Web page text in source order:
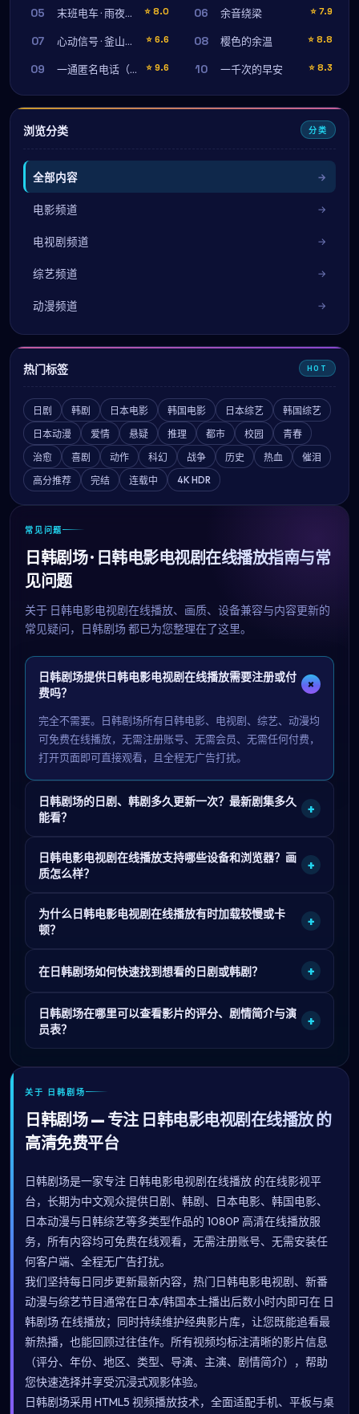
05 末班电车 · 雨夜守望 ⭐ 8.0 06 余音绕梁 ⭐ 7.9
07 心动信号 · 釜山特辑 ⭐ 6.6 08 樱色的余温 ⭐ 8.8
09 一通匿名电话（导演剪辑版） ⭐ 9.6 10 一千次的早安 ⭐ 8.3
浏览分类 分类
全部内容
电影频道
电视剧频道
综艺频道
动漫频道
热门标签 HOT
日剧 韩剧 日本电影 韩国电影 日本综艺
韩国综艺
日本动漫
爱情 悬疑 推理 都市 校园
青春
治愈
喜剧 动作 科幻 战争 历史 热血
催泪
高分推荐
完结 连载中 4K HDR
常见问题
日韩剧场 · 日韩电影电视剧在线播放指南与常
见问题
关于 日韩电影电视剧在线播放、画质、设备兼容与内容更新的
常见疑问，
日韩剧场 都已为您整理在了这里。
日韩剧场提供日韩电影电视剧在线播放需要注册或付
费吗？
+
完全不需要。日韩剧场所有日韩电影、电视剧、综艺、动漫均
可免费在线播放，无需注册账号、无需会员、无需任何付费，
打开页面即可直接观看，且全程无广告打扰。
日韩剧场的日剧、韩剧多久更新一次？最新剧集多久
能看？
+
日韩电影电视剧在线播放支持哪些设备和浏览器？画
质怎么样？
+
为什么日韩电影电视剧在线播放有时加载较慢或卡
顿？
+
在日韩剧场如何快速找到想看的日剧或韩剧？ +
日韩剧场在哪里可以查看影片的评分、剧情简介与演
员表？
+
关于 日韩剧场
日韩剧场 — 专注 日韩电影电视剧在线播放 的
高清免费平台
日韩剧场是一家专注 日韩电影电视剧在线播放 的在线影视平
台，长期为中文观众提供日剧、韩剧、日本电影、韩国电影、
日本动漫与日韩综艺等多类型作品的 1080P 高清在线播放服
务，所有内容均可免费在线观看，无需注册账号、无需安装任
何客户端、全程无广告打扰。
我们坚持每日同步更新最新内容，热门日韩电影电视剧、新番
动漫与综艺节目通常在日本/韩国本土播出后数小时内即可在 日
韩剧场 在线播放；同时持续维护经典影片库，让您既能追看最
新热播，也能回顾过往佳作。所有视频均标注清晰的影片信息
（评分、年份、地区、类型、导演、主演、剧情简介），帮助
您快速选择并享受沉浸式观影体验。
日韩剧场采用 HTML5 视频播放技术，全面适配手机、平板与桌